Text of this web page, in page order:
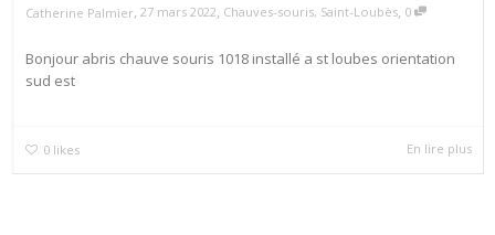
Catherine Palmier, 27 mars 2022, Chauves-souris, Saint-Loubès, 0
Bonjour abris chauve souris 1018 installé a st loubes orientation
sud est
0 likes En lire plus